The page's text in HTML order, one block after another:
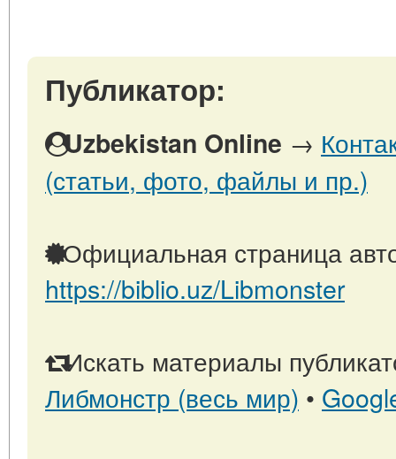
Публикатор:
Uzbekistan Online →
(статьи, фото, файлы и пр.)
Официальная страница
https://biblio.uz/Libmonster
Искать материалы
Либмонстр (весь мир) •